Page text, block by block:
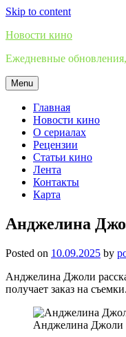
Skip to content
Новости кино
Ежедневные
Menu
Главная
Новости кино
О сериалах
Рецензии
Статьи кино
Лента
Контакты
Карта
Анджелина
Posted on 10.09.2025 by
Анджелина Джоли
получает заказ на
Анджелина Джоли